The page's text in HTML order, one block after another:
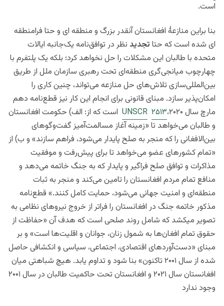
است.
بنا براین منازعۀ افغانستان آنقدر بزرگ و منطقه ای و حتا فرامنطقه
ای شده است که حتا تجدید نظر در توافق‌نامه یک‌جانبه ایالات
متحده با طالبان این مشکلات را حل نخواهد کرد؛ بلکه یک پلتفرم با
چهارچوب میانجی‌گری منطقه‌ای تحت رهبری سازمان ملل از طریق
بین‌المللی‌سازی تلاش‌های حل منازعه می‌تواند، چنین کاری را
امکان‌پذیر سازد. مبنای قانونی برای انجام این کار نیز قطع‌نامه دهم
مارچ سال ۲۰۲۰،
UNSCR ۲۵۱۳
است که از: الف) حکومت افغانستان
و طالبان می‌خواهد تا «زمینه آغاز مسالمت‌آمیز گفت‌وگوهای
بین‌الافغانی را که منجر به صلح پایدار می‌شود، فراهم سازند» و ب) از
«تمام کشورهای عضو می‌خواهد تا برای پیش‌رفت و موفقیت
مذاکرات و توافق صلح فراگیر و پایدار که به جنگ خاتمه می‌دهد و
منافع تمام مردم افغانستان را تامین می‌کند و منجر به ثبات
منطقه‌ای و امنیت جهانی می‌شود، حمایت کامل کنند.» قطع‌نامه
مذکور خاتمه جنگ در افغانستان را فراتر از خروج نیروهای نظامی به
تصویر میکشد که شامل روند صلحی است که هدف آن «حفاظت از
حقوق تمام افغان‌ها به شمول زنان، جوانان و اقلیت‌ها است» و بر
مبنای «دست‌آوردهای اقتصادی، اجتماعی، سیاسی و انکشافی حاصل
شده از سال ۲۰۰۱ تاکنون» بنا شود و تداوم یابد. هیچ شباهتی میان
افغانستان سال ۲۰۲۱ و افغانستان تحت حاکمیت طالبان در سال ۲۰۰۱
وجود ندارد